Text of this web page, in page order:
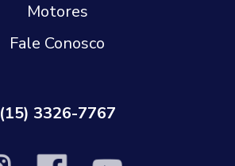
Motores
Fale Conosco
(15) 3326-7767